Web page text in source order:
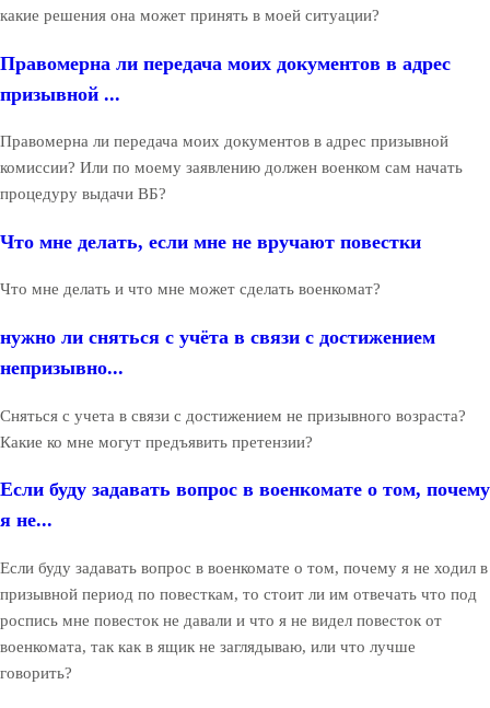
какие решения она может принять в моей ситуации?
Правомерна ли передача моих документов в адрес
призывной ...
Правомерна ли передача моих документов в адрес призывной
комиссии? Или по моему заявлению должен военком сам начать
процедуру выдачи ВБ?
Что мне делать, если мне не вручают повестки
Что мне делать и что мне может сделать военкомат?
нужно ли сняться с учёта в связи с достижением
непризывно...
Сняться с учета в связи с достижением не призывного возраста?
Какие ко мне могут предъявить претензии?
Если буду задавать вопрос в военкомате о том, почему
я не...
Если буду задавать вопрос в военкомате о том, почему я не ходил в
призывной период по повесткам, то стоит ли им отвечать что под
роспись мне повесток не давали и что я не видел повесток от
военкомата, так как в ящик не заглядываю, или что лучше
говорить?